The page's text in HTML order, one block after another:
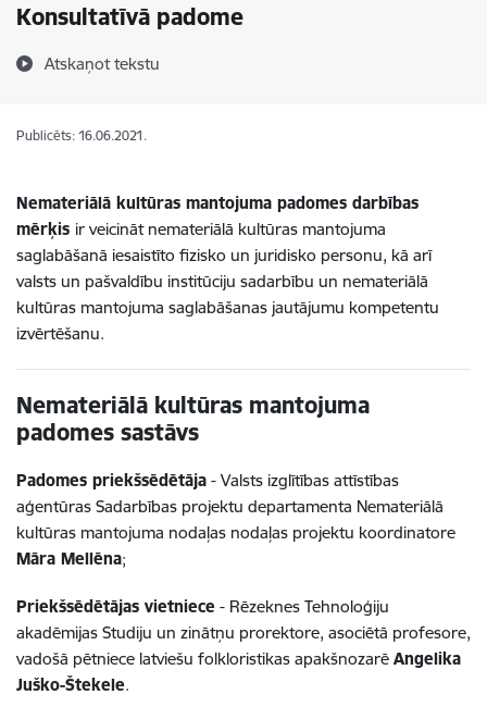
Konsultatīvā padome
Atskaņot tekstu
Publicēts: 16.06.2021.
Nemateriālā kultūras mantojuma padomes darbības
mērķis ir veicināt nemateriālā kultūras mantojuma
saglabāšanā iesaistīto fizisko un juridisko personu, kā arī
valsts un pašvaldību institūciju sadarbību un nemateriālā
kultūras mantojuma saglabāšanas jautājumu kompetentu
izvērtēšanu.
Nemateriālā kultūras mantojuma
padomes sastāvs
Padomes priekšsēdētāja - Valsts izglītības attīstības
aģentūras Sadarbības projektu departamenta Nemateriālā
kultūras mantojuma nodaļas nodaļas projektu koordinatore
Māra Mellēna;
Priekšsēdētājas vietniece - Rēzeknes Tehnoloģiju
akadēmijas Studiju un zinātņu prorektore, asociētā profesore,
vadošā pētniece latviešu folkloristikas apakšnozarē Angelika
Juško-Štekele.